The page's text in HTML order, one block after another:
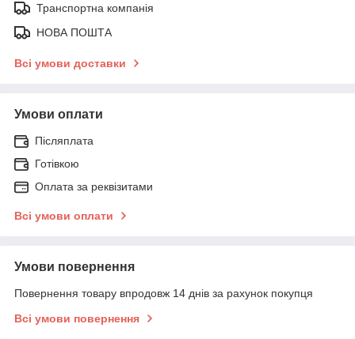
Транспортна компанія
НОВА ПОШТА
Всі умови доставки
Умови оплати
Післяплата
Готівкою
Оплата за реквізитами
Всі умови оплати
Умови повернення
Повернення товару впродовж 14 днів за рахунок покупця
Всі умови повернення